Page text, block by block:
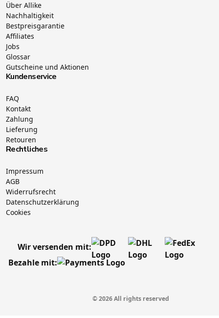
Über Allike
Nachhaltigkeit
Bestpreisgarantie
Affiliates
Jobs
Glossar
Gutscheine und Aktionen
Kundenservice
FAQ
Kontakt
Zahlung
Lieferung
Retouren
Rechtliches
Impressum
AGB
Widerrufsrecht
Datenschutzerklärung
Cookies
Wir versenden mit:
Bezahle mit:
© 2026 All rights reserved